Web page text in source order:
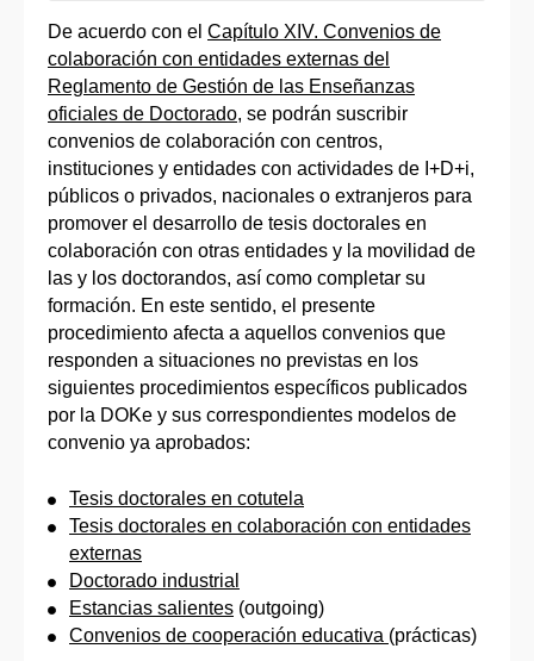
De acuerdo con el Capítulo XIV. Convenios de
colaboración con entidades externas del
Reglamento de Gestión de las Enseñanzas
oficiales de Doctorado, se podrán suscribir
convenios de colaboración con centros,
instituciones y entidades con actividades de I+D+i,
públicos o privados, nacionales o extranjeros para
promover el desarrollo de tesis doctorales en
colaboración con otras entidades y la movilidad de
las y los doctorandos, así como completar su
formación. En este sentido, el presente
procedimiento afecta a aquellos convenios que
responden a situaciones no previstas en los
siguientes procedimientos específicos publicados
por la DOKe y sus correspondientes modelos de
convenio ya aprobados:
Tesis doctorales en cotutela
Tesis doctorales en colaboración con entidades
externas
Doctorado industrial
Estancias salientes (outgoing)
Convenios de cooperación educativa (prácticas)